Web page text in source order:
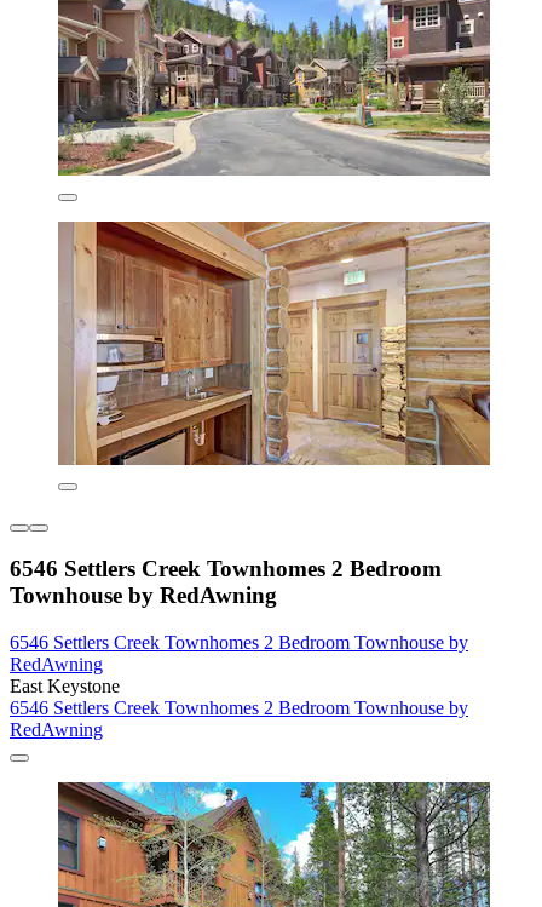
6546 Settlers Creek Townhomes 2 Bedroom
Townhouse by RedAwning
6546 Settlers Creek Townhomes 2 Bedroom Townhouse by
RedAwning
East Keystone
6546 Settlers Creek Townhomes 2 Bedroom Townhouse by
RedAwning